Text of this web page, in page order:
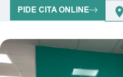
PIDE CITA ONLINE